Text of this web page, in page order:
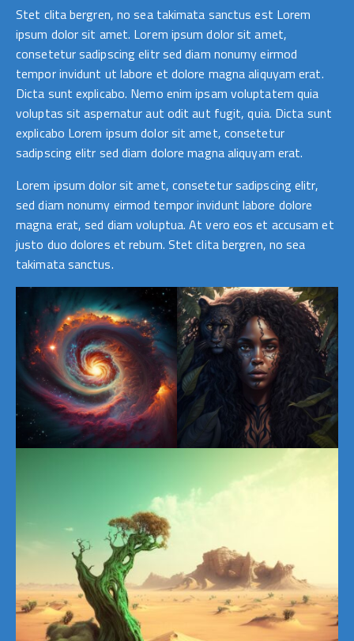
Stet clita bergren, no sea takimata sanctus est Lorem
ipsum dolor sit amet. Lorem ipsum dolor sit amet,
consetetur sadipscing elitr sed diam nonumy eirmod
tempor invidunt ut labore et dolore magna aliquyam erat.
Dicta sunt explicabo. Nemo enim ipsam voluptatem quia
voluptas sit aspernatur aut odit aut fugit, quia. Dicta sunt
explicabo Lorem ipsum dolor sit amet, consetetur
sadipscing elitr sed diam dolore magna aliquyam erat.
Lorem ipsum dolor sit amet, consetetur sadipscing elitr,
sed diam nonumy eirmod tempor invidunt labore dolore
magna erat, sed diam voluptua. At vero eos et accusam et
justo duo dolores et rebum. Stet clita bergren, no sea
takimata sanctus.